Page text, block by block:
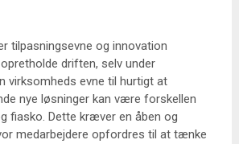
tilpasningsevne og innovation
driften, selv under
virksomheds evne til hurtigt at
nye løsninger kan være forskellen
fiasko. Dette kræver en åben og
medarbejdere opfordres til at tænke